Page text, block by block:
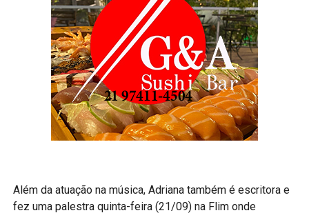
Além da atuação na música, Adriana também é escritora e
fez uma palestra quinta-feira (21/09) na Flim onde